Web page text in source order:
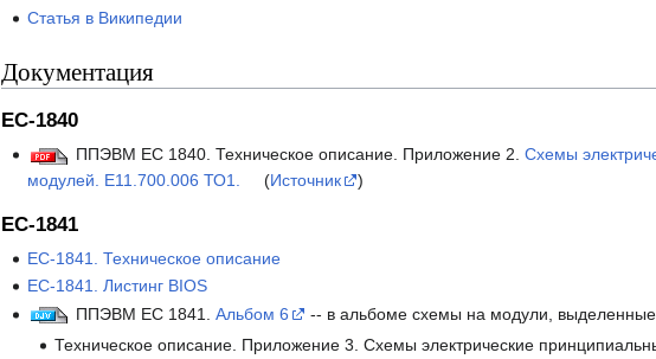
Статья в Википедии
Документация
ЕС-1840
ППЭВМ ЕС 1840. Техническое описание. Приложение 2.Схемы
модулей. Е11.700.006 ТО1.
(Источник )
ЕС-1841
ЕС-1841. Техническое описание
ЕС-1841. Листинг BIOS
ППЭВМ ЕС 1841.Альбом 6
-- в альбоме схемы на модули,
Техническое описание. Приложение 3. Схемы электрические